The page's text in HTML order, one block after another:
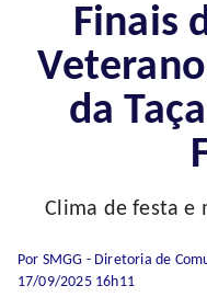
Finais
da
Clima de festa
Por SMGG - Diretoria de
17/09/2025 16h11